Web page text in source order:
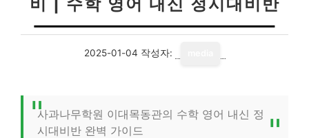
2025-01-04 작성자:
사과나무학원 이대목동관의 수학 영어 내신 정
시대비반 완벽 가이드